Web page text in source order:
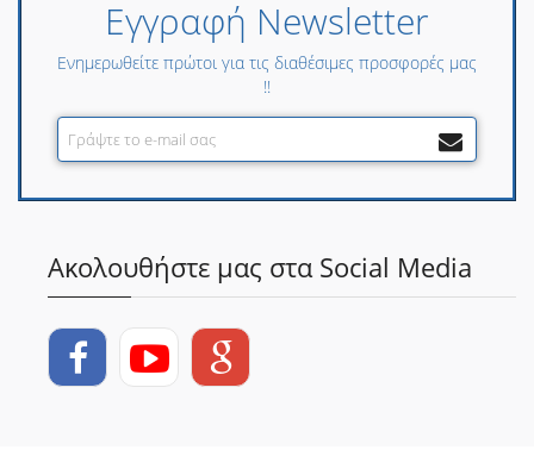
Εγγραφή Newsletter
Ενημερωθείτε πρώτοι για τις διαθέσιμες προσφορές μας
!!
Ακολουθήστε μας στα Social Media